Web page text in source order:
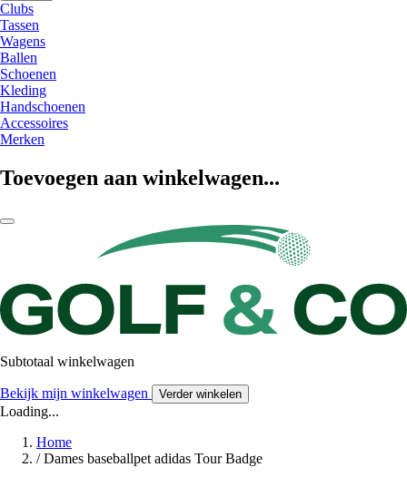
Clubs
Tassen
Wagens
Ballen
Schoenen
Kleding
Handschoenen
Accessoires
Merken
Toevoegen aan winkelwagen...
Subtotaal winkelwagen
Bekijk mijn winkelwagen Verder winkelen
Loading...
Home
/ Dames baseballpet adidas Tour Badge